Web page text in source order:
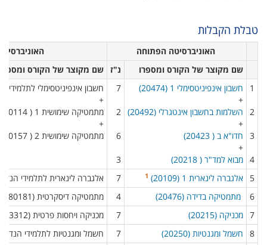
טבלת הקבלות
​ האוניברסיטה הפתוחה​
שם מקוצר של הקורס ומספרו​
נ"ז​ שם מקוצר של הקורס ומספרו​
1
2
3
4​
חשבון אינפיניטסימלי 1 (20474)
+
השלמות בחשבון אינטגרלי (20492)
+
חדו"א ב ( 20423)
+
מבוא למד"ר ( 20218)
7
2
6
3​
חשבון אינפיניטסימלי לתלמידי
+
מתמטיקה שימושית 1 ( 80114)
+
מתמטיקה שימושית 2 ( 80157)​
5​ אלגברה לינארית 1 (20109) 1
7​​
אלגברה לינארית לתלמידי הנדסה
6​
מתמטיקה בדידה (20476) 4​
מתמטיקה דיסקרטית (80181)​
7​ מכניקה (20215) 7​
מכניקה ויחסות פרטית (83312)​
8​
חשמל ומגנטיות (20250) 7​ חשמל ומגנטיות לתלמידי הנדסה